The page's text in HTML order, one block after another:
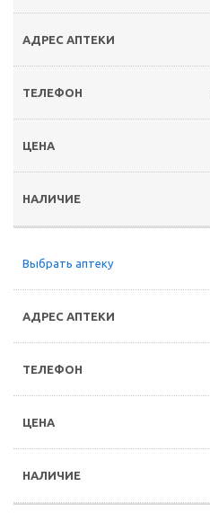
Выбрать аптеку